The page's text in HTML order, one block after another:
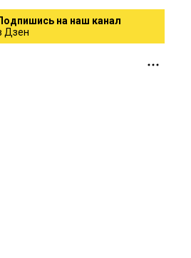
на наш канал
Дзен